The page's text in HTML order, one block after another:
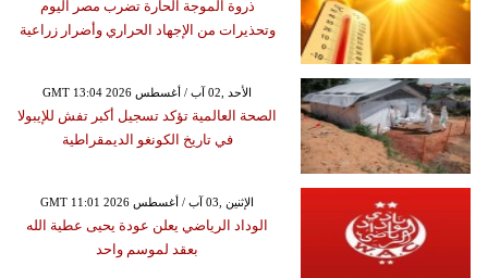
ذروة الموجة الحارة تضرب مصر اليوم
وتحذيرات من الإجهاد الحراري وأضرار زراعية
GMT 13:04 2026 الأحد ,02 آب / أغسطس
الصحة العالمية تؤكد تسجيل أكبر تفش للإيبولا
في تاريخ الكونغو الديمقراطية
GMT 11:01 2026 الإثنين ,03 آب / أغسطس
الوداد الرياضي يعلن عودة يحيى عطية الله
بعقد لموسم واحد